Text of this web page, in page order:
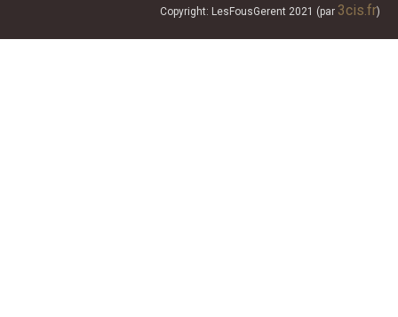
Copyright: LesFousGerent 2021 (par 3cis.fr)